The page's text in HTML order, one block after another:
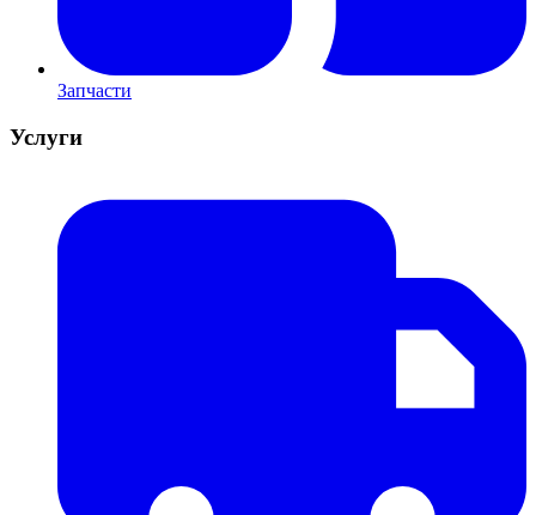
Запчасти
Услуги